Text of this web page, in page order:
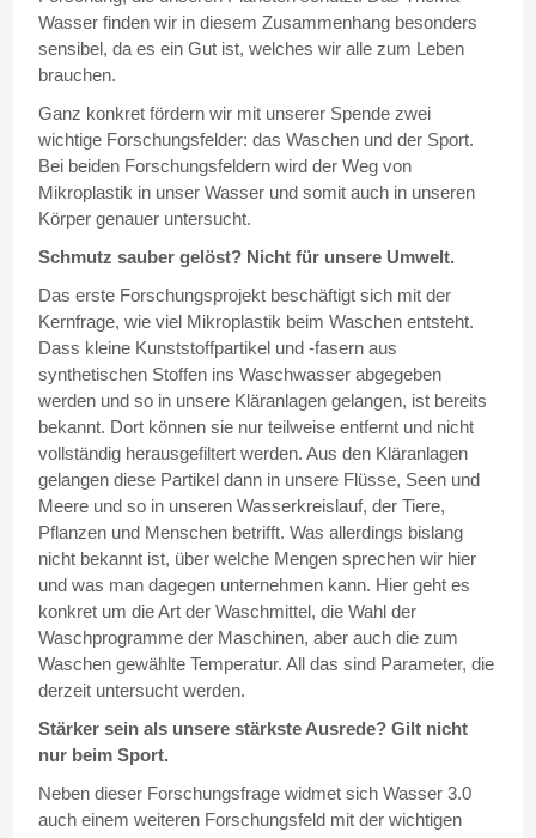
Wasser finden wir in diesem Zusammenhang besonders
sensibel, da es ein Gut ist, welches wir alle zum Leben
brauchen.
Ganz konkret fördern wir mit unserer Spende zwei
wichtige Forschungsfelder: das Waschen und der Sport.
Bei beiden Forschungsfeldern wird der Weg von
Mikroplastik in unser Wasser und somit auch in unseren
Körper genauer untersucht.
Schmutz sauber gelöst? Nicht für unsere Umwelt.
Das erste Forschungsprojekt beschäftigt sich mit der
Kernfrage, wie viel Mikroplastik beim Waschen entsteht.
Dass kleine Kunststoffpartikel und -fasern aus
synthetischen Stoffen ins Waschwasser abgegeben
werden und so in unsere Kläranlagen gelangen, ist bereits
bekannt. Dort können sie nur teilweise entfernt und nicht
vollständig herausgefiltert werden. Aus den Kläranlagen
gelangen diese Partikel dann in unsere Flüsse, Seen und
Meere und so in unseren Wasserkreislauf, der Tiere,
Pflanzen und Menschen betrifft. Was allerdings bislang
nicht bekannt ist, über welche Mengen sprechen wir hier
und was man dagegen unternehmen kann. Hier geht es
konkret um die Art der Waschmittel, die Wahl der
Waschprogramme der Maschinen, aber auch die zum
Waschen gewählte Temperatur. All das sind Parameter, die
derzeit untersucht werden.
Stärker sein als unsere stärkste Ausrede? Gilt nicht
nur beim Sport.
Neben dieser Forschungsfrage widmet sich Wasser 3.0
auch einem weiteren Forschungsfeld mit der wichtigen